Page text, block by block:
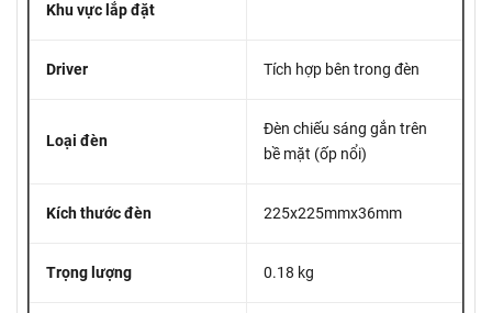
Khu vực lắp đặt
Driver Tích hợp bên trong đèn
Loại đèn
Đèn chiếu sáng gắn trên
bề mặt (ốp nổi)
Kích thước đèn 225x225mmx36mm
Trọng lượng 0.18 kg